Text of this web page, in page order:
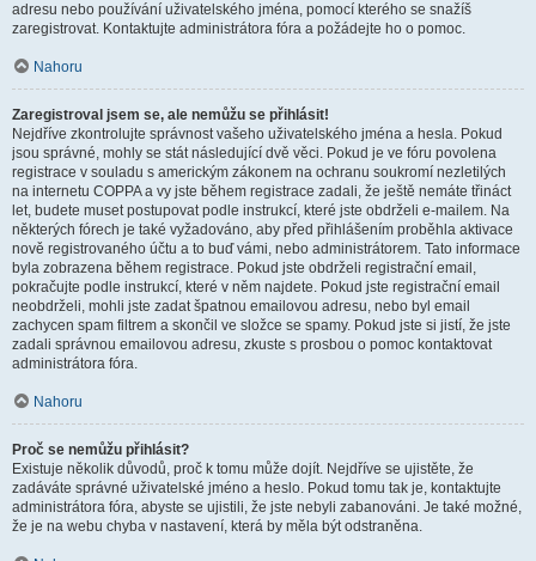
adresu nebo používání uživatelského jména, pomocí kterého se snažíš
zaregistrovat. Kontaktujte administrátora fóra a požádejte ho o pomoc.
Nahoru
Zaregistroval jsem se, ale nemůžu se přihlásit!
Nejdříve zkontrolujte správnost vašeho uživatelského jména a hesla. Pokud
jsou správné, mohly se stát následující dvě věci. Pokud je ve fóru povolena
registrace v souladu s americkým zákonem na ochranu soukromí nezletilých
na internetu COPPA a vy jste během registrace zadali, že ještě nemáte třináct
let, budete muset postupovat podle instrukcí, které jste obdrželi e-mailem. Na
některých fórech je také vyžadováno, aby před přihlášením proběhla aktivace
nově registrovaného účtu a to buď vámi, nebo administrátorem. Tato informace
byla zobrazena během registrace. Pokud jste obdrželi registrační email,
pokračujte podle instrukcí, které v něm najdete. Pokud jste registrační email
neobdrželi, mohli jste zadat špatnou emailovou adresu, nebo byl email
zachycen spam filtrem a skončil ve složce se spamy. Pokud jste si jistí, že jste
zadali správnou emailovou adresu, zkuste s prosbou o pomoc kontaktovat
administrátora fóra.
Nahoru
Proč se nemůžu přihlásit?
Existuje několik důvodů, proč k tomu může dojít. Nejdříve se ujistěte, že
zadáváte správné uživatelské jméno a heslo. Pokud tomu tak je, kontaktujte
administrátora fóra, abyste se ujistili, že jste nebyli zabanováni. Je také možné,
že je na webu chyba v nastavení, která by měla být odstraněna.